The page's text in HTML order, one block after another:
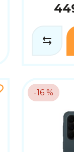
-16 %